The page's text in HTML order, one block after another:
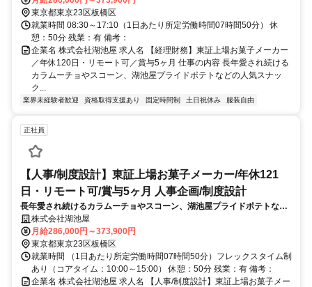
東京都東京23区板橋区
就業時間 08:30～17:10（1日あたり所定労働時間07時間50分） 休
憩：50分 残業：有 備考：
企業名 株式会社湖池屋 求人名 【経理財務】東証上場お菓子メーカー
／年休120日・リモート可／賞与5ヶ月 仕事の内容 長年愛され続ける
カラムーチョやスコーン、湖池屋プライドポテトなどの人気スナッ
ク...
業界未経験者歓迎 資格取得支援あり 固定時間制 土日祝休み 服装自由
正社員
【人事/制度設計】東証上場お菓子メーカー/年休121
日・リモート可/賞与5ヶ月 人事企画/制度設計
長年愛され続けるカラムーチョやスコーン、湖池屋プライドポテトなど
の人気スナック製品を取り扱う当社にて、人事制度設計・運用業務をお
任せします。将来的には管理職としてのご活躍も期待しています。
株式会社湖池屋
月給286,000円～373,900円
東京都東京23区板橋区
就業時間 （1日あたり所定労働時間07時間50分）フレックスタイム制
あり（コアタイム：10:00～15:00） 休憩：50分 残業：有 備考：
企業名 株式会社湖池屋 求人名 【人事/制度設計】東証上場お菓子メー